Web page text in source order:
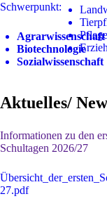
Schwerpunkt:
Agrarwissenschaft
Biotechnologie
Sozialwissenschaft
Aktuelles/
Informationen zu den
Schultagen 2026/27
27.pdf